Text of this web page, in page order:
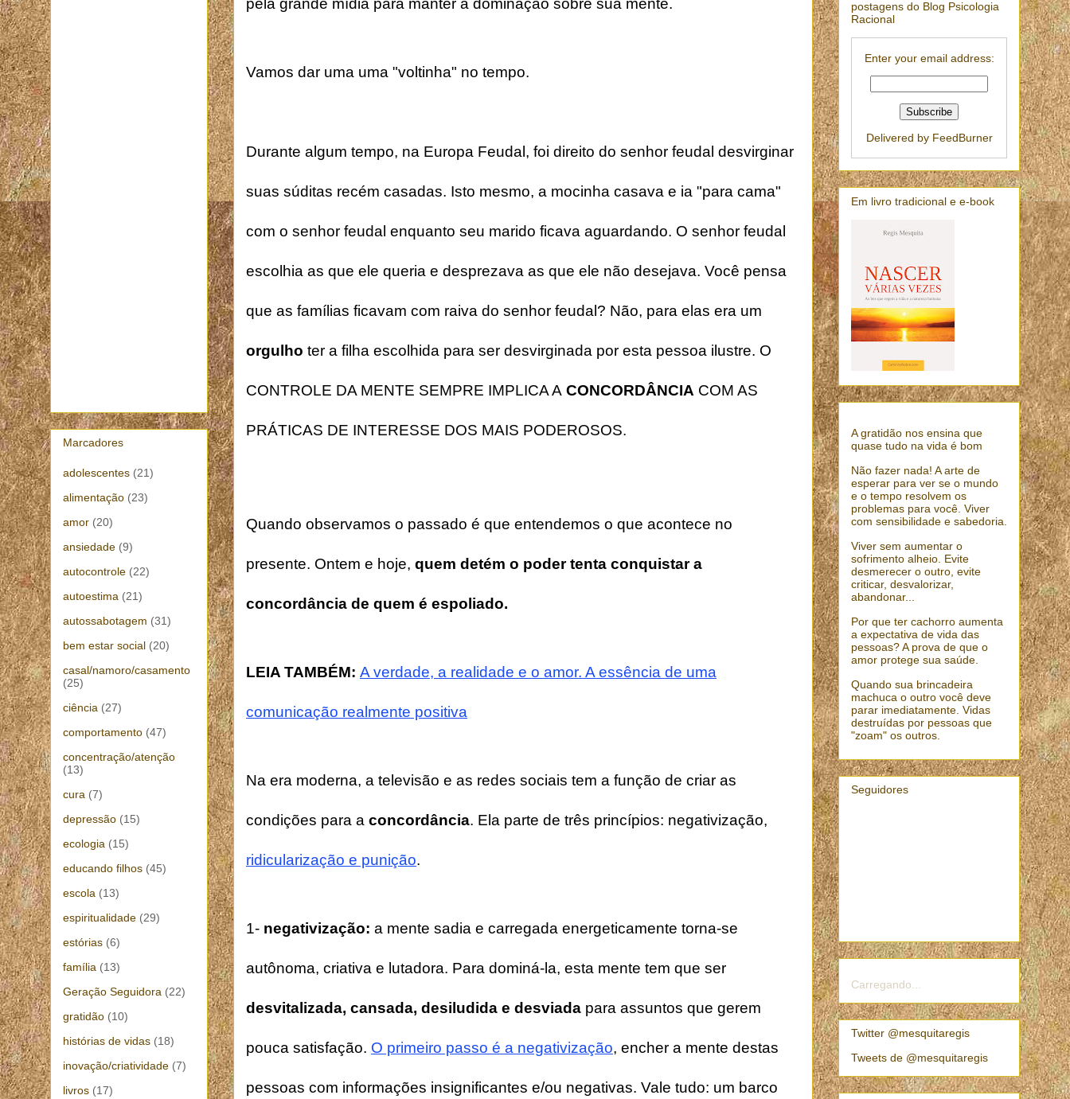
pela grande mídia para manter a dominação sobre sua mente.
Vamos dar uma uma "voltinha" no tempo.
Durante algum tempo, na Europa Feudal, foi direito do senhor feudal desvirginar
suas súditas recém casadas. Isto mesmo, a mocinha casava e ia "para cama"
com o senhor feudal enquanto seu marido ficava aguardando. O senhor feudal
escolhia as que ele queria e desprezava as que ele não desejava. Você pensa
que as famílias ficavam com raiva do senhor feudal? Não, para elas era um
orgulho ter a filha escolhida para ser desvirginada por esta pessoa ilustre. O
CONTROLE DA MENTE SEMPRE IMPLICA A CONCORDÂNCIA COM AS
PRÁTICAS DE INTERESSE DOS MAIS PODEROSOS.
Quando observamos o passado é que entendemos o que acontece no
presente. Ontem e hoje, quem detém o poder tenta conquistar a
concordância de quem é espoliado.
LEIA TAMBÉM: A verdade, a realidade e o amor. A essência de uma
comunicação realmente positiva
Na era moderna, a televisão e as redes sociais tem a função de criar as
condições para a concordância. Ela parte de três princípios: negativização,
ridicularização e punição.
1- negativização: a mente sadia e carregada energeticamente torna-se
autônoma, criativa e lutadora. Para dominá-la, esta mente tem que ser
desvitalizada, cansada, desiludida e desviada para assuntos que gerem
pouca satisfação. O primeiro passo é a negativização, encher a mente destas
pessoas com informações insignificantes e/ou negativas. Vale tudo: um barco
Marcadores
adolescentes (21)
alimentação (23)
amor (20)
ansiedade (9)
autocontrole (22)
autoestima (21)
autossabotagem (31)
bem estar social (20)
casal/namoro/casamento
(25)
ciência (27)
comportamento (47)
concentração/atenção
(13)
cura (7)
depressão (15)
ecologia (15)
educando filhos (45)
escola (13)
espiritualidade (29)
estórias (6)
família (13)
Geração Seguidora (22)
gratidão (10)
histórias de vidas (18)
inovação/criatividade (7)
livros (17)
postagens do Blog Psicologia
Racional
Enter your email address:
Delivered by FeedBurner
Em livro tradicional e e-book
A gratidão nos ensina que
quase tudo na vida é bom
Não fazer nada! A arte de
esperar para ver se o mundo
e o tempo resolvem os
problemas para você. Viver
com sensibilidade e sabedoria.
Viver sem aumentar o
sofrimento alheio. Evite
desmerecer o outro, evite
criticar, desvalorizar,
abandonar...
Por que ter cachorro aumenta
a expectativa de vida das
pessoas? A prova de que o
amor protege sua saúde.
Quando sua brincadeira
machuca o outro você deve
parar imediatamente. Vidas
destruídas por pessoas que
"zoam" os outros.
Seguidores
Carregando...
Twitter @mesquitaregis
Tweets de @mesquitaregis